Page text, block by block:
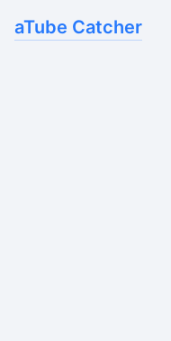
aTube Catcher